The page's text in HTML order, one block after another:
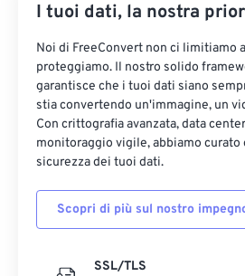
I tuoi dati, la nostra
Noi di FreeConvert non ci limitiamo
proteggiamo. Il nostro solido
garantisce che i tuoi dati siano
stia convertendo un'immagine, un
Con crittografia avanzata, data
monitoraggio vigile, abbiamo
sicurezza dei tuoi dati.
Scopri di più sul nostro
SSL/TLS